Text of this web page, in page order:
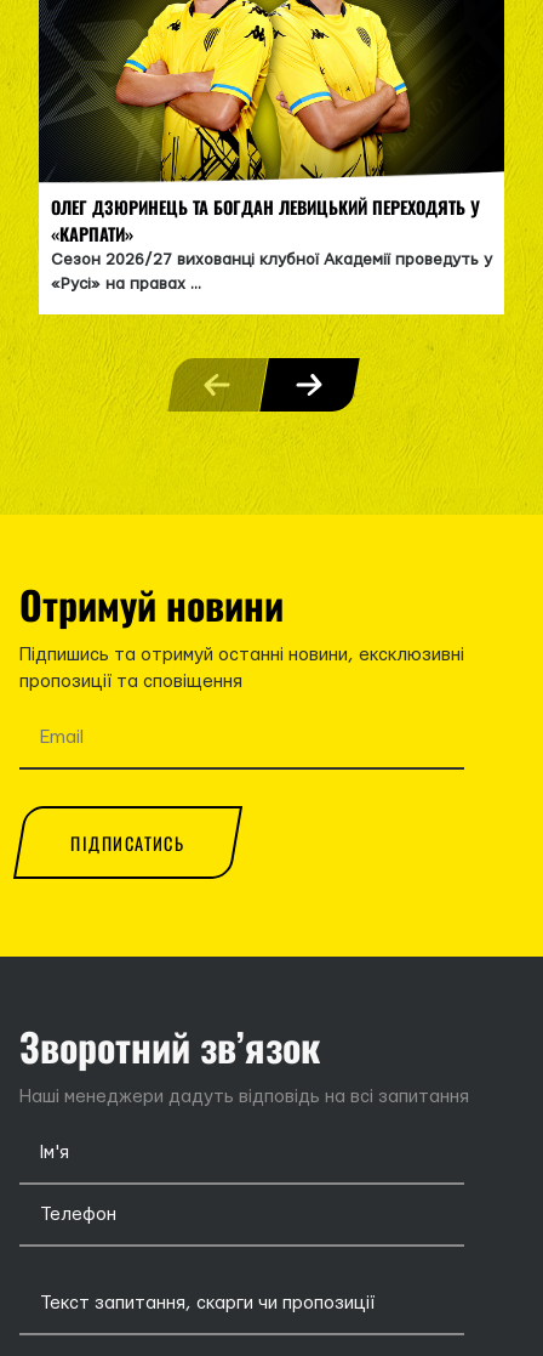
ОЛЕГ ДЗЮРИНЕЦЬ ТА БОГДАН ЛЕВИЦЬКИЙ ПЕРЕХОДЯТЬ У
«КАРПАТИ»
Сезон 2026/27 вихованці клубної Академії проведуть у
«Русі» на правах ...
Отримуй новини
Підпишись та отримуй останні новини, ексклюзивні
пропозиції та сповіщення
ПІДПИСАТИСЬ
Зворотний зв’язок
Наші менеджери дадуть відповідь на всі запитання